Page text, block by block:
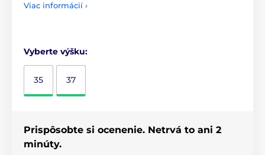
Viac informácií ›
Vyberte výšku:
35 37
Prispôsobte si ocenenie. Netrvá to ani 2
minúty.